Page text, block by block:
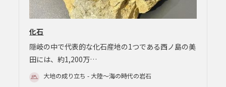
化石
隠岐の中で代表的な化石産地の1つである西ノ島の美
田には、約1,200万…
大地の成り立ち - 大陸～海の時代の岩石